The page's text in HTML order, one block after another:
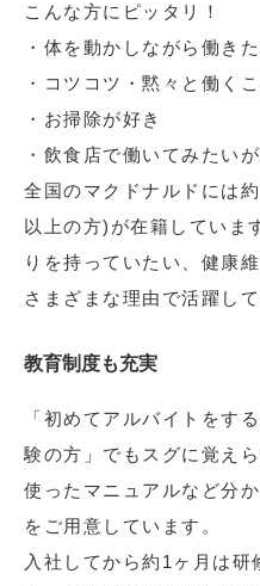
こんな方にピッタリ！
・体を動かしながら働き
・コツコツ・黙々と働く
・お掃除が好き
・飲食店で働いてみたい
全国のマクドナルドには
以上の方)が在籍していま
りを持っていたい、健康
さまざまな理由で活躍して
教育制度も充実
「初めてアルバイトをす
験の方」でもスグに覚え
使ったマニュアルなど分
をご用意しています。
入社してから約1ヶ月は研